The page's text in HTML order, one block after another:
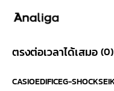
ตรงต่อเวลาได้เสมอ (0)
CASIOEDIFICEG-SHOCK